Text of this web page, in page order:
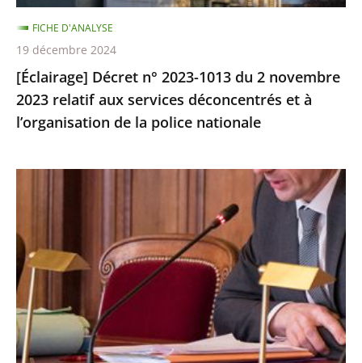
l'appr...
relatif
aux
services
déconcentrés
et
à
de
nationale
[Éclairage] Décret n° 2023-1013 du 2 novembre
2023 relatif aux services déconcentrés et à
l’organisation de la police nationale
FICHE D'ANALYSE
19 décembre 2024
des
conflits
de
novembre
2024